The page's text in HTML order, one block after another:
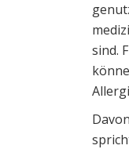
sind.